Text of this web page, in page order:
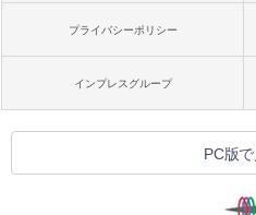
プライバシーポリシー
インプレスグループ
PC版